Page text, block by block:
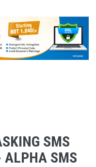
SMS
ALPHA SMS